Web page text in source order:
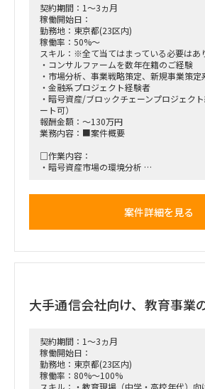
契約期間：1～3ヵ月
稼働開始日：
勤務地：東京都(23区内)
稼働率：50%～
スキル：※全て当てはまっている必要はあ
・コンサルファームを数年在籍のご経験
・市場分析、事業戦略策定、新規事業策定
・金融系プロジェクト経験者
・暗号資産/ブロックチェーンプロジェク
ート可）
報酬金額：～130万円
業務内容：■案件概要
□作業内容：
・暗号資産市場の環境分析
・ブロックチェーンインフラ事業に係る環
■稼働率
50％
■働き方
リモート勤務
＊週1回、ＭＴＧベースで２ｈほど港区の
願いする場合があります。
案件詳細を見る
大手通信会社向け、教育事業
契約期間：1～3ヵ月
稼働開始日：
勤務地：東京都(23区内)
稼働率：80%～100%
スキル：・教育現場（中学・高校年代）